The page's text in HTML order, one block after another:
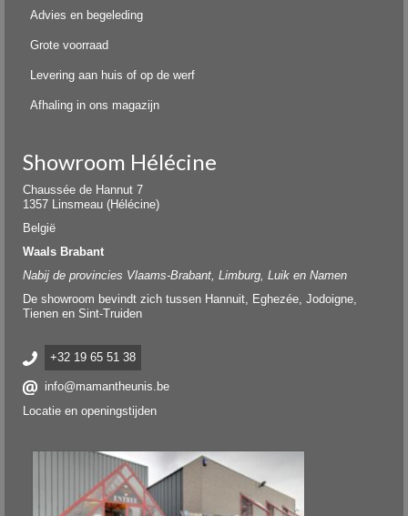
Advies en begeleding
Grote voorraad
Levering aan huis of op de werf
Afhaling in ons magazijn
Showroom Hélécine
Chaussée de Hannut 7
1357 Linsmeau (Hélécine)
België
Waals Brabant
Nabij de provincies Vlaams-Brabant, Limburg, Luik en Namen
De showroom bevindt zich tussen Hannuit, Eghezée, Jodoigne,
Tienen en Sint-Truiden
+32 19 65 51 38
info@mamantheunis.be
Locatie en openingstijden